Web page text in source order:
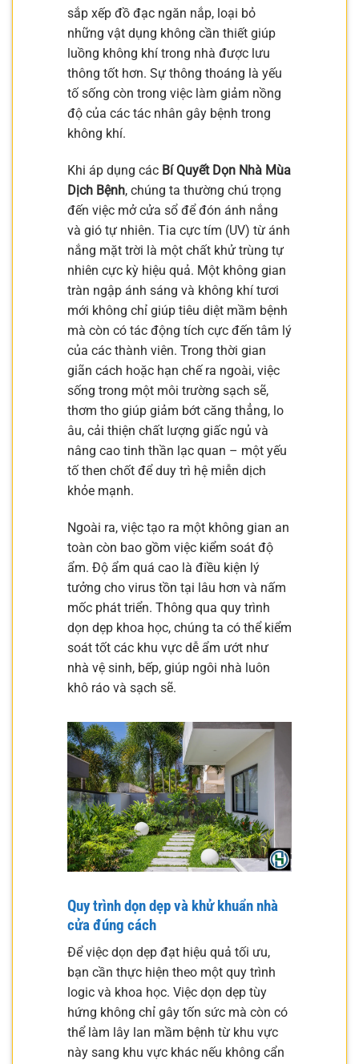
sắp xếp đồ đạc ngăn nắp, loại bỏ
những vật dụng không cần thiết giúp
luồng không khí trong nhà được lưu
thông tốt hơn. Sự thông thoáng là yếu
tố sống còn trong việc làm giảm nồng
độ của các tác nhân gây bệnh trong
không khí.
Khi áp dụng các Bí Quyết Dọn Nhà Mùa
Dịch Bệnh, chúng ta thường chú trọng
đến việc mở cửa sổ để đón ánh nắng
và gió tự nhiên. Tia cực tím (UV) từ ánh
nắng mặt trời là một chất khử trùng tự
nhiên cực kỳ hiệu quả. Một không gian
tràn ngập ánh sáng và không khí tươi
mới không chỉ giúp tiêu diệt mầm bệnh
mà còn có tác động tích cực đến tâm lý
của các thành viên. Trong thời gian
giãn cách hoặc hạn chế ra ngoài, việc
sống trong một môi trường sạch sẽ,
thơm tho giúp giảm bớt căng thẳng, lo
âu, cải thiện chất lượng giấc ngủ và
nâng cao tinh thần lạc quan – một yếu
tố then chốt để duy trì hệ miễn dịch
khỏe mạnh.
Ngoài ra, việc tạo ra một không gian an
toàn còn bao gồm việc kiểm soát độ
ẩm. Độ ẩm quá cao là điều kiện lý
tưởng cho virus tồn tại lâu hơn và nấm
mốc phát triển. Thông qua quy trình
dọn dẹp khoa học, chúng ta có thể kiểm
soát tốt các khu vực dễ ẩm ướt như
nhà vệ sinh, bếp, giúp ngôi nhà luôn
khô ráo và sạch sẽ.
Quy trình dọn dẹp và khử khuẩn nhà
cửa đúng cách
Để việc dọn dẹp đạt hiệu quả tối ưu,
bạn cần thực hiện theo một quy trình
logic và khoa học. Việc dọn dẹp tùy
hứng không chỉ gây tốn sức mà còn có
thể làm lây lan mầm bệnh từ khu vực
này sang khu vực khác nếu không cẩn